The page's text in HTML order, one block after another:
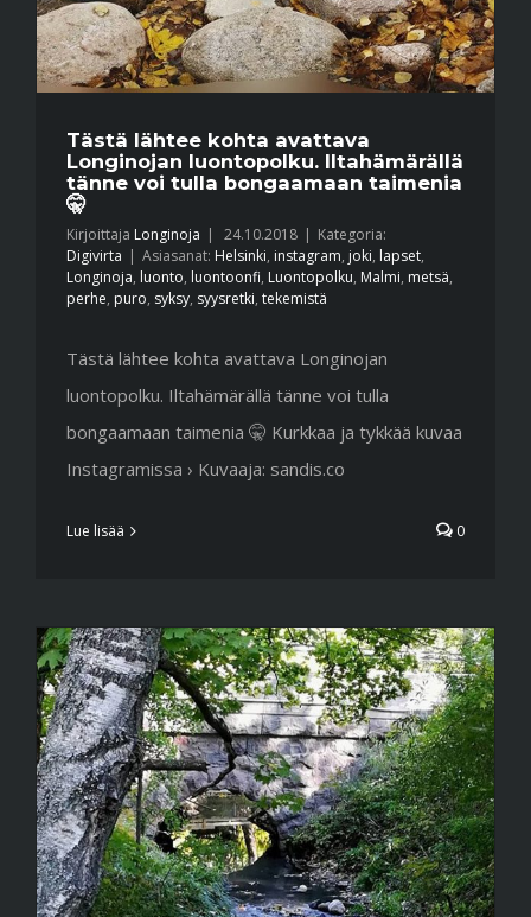
Tästä lähtee kohta avattava
Longinojan luontopolku. Iltahämärällä
tänne voi tulla bongaamaan taimenia
🤫
Kirjoittaja Longinoja | 24.10.2018 | Kategoria:
Digivirta | Asiasanat: Helsinki, instagram, joki, lapset,
Longinoja, luonto, luontoonfi, Luontopolku, Malmi, metsä,
perhe, puro, syksy, syysretki, tekemistä
Tästä lähtee kohta avattava Longinojan
luontopolku. Iltahämärällä tänne voi tulla
bongaamaan taimenia 🤫 Kurkkaa ja tykkää kuvaa
Instagramissa › Kuvaaja: sandis.co
Lue lisää 0